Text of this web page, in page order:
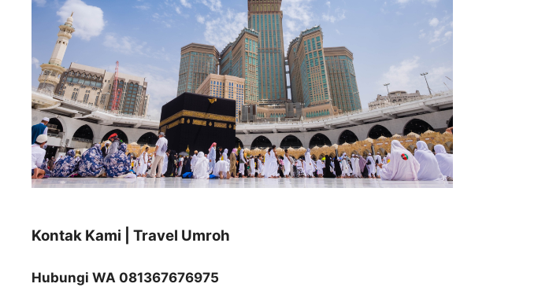
Kontak Kami | Travel Umroh
Hubungi WA 081367676975